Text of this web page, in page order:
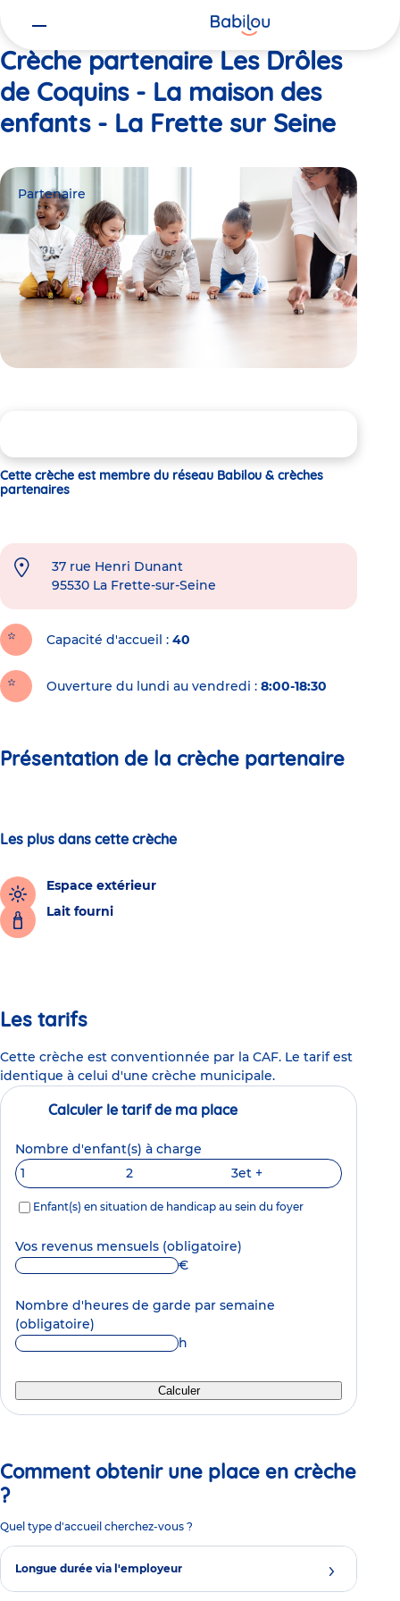
Crèche partenaire Les Drôles
de Coquins - La maison des
enfants - La Frette sur Seine
Partenaire
Cette crèche est membre du réseau Babilou & crèches
partenaires
37 rue Henri Dunant
95530 La Frette-sur-Seine
Capacité d'accueil 40
Ouverture du lundi au vendredi : 8:00-18:30
Présentation de la crèche partenaire
Les plus dans cette crèche
Espace extérieur
Lait fourni
Les tarifs
Cette crèche est conventionnée par la CAF. Le tarif est
identique à celui d'une crèche municipale.
Calculer le tarif de ma place
Nombre d'enfant(s) à charge
1
2 3et +
Enfant(s) en situation de handicap au sein du foyer
Vos revenus mensuels (obligatoire)
€
Nombre d'heures de garde par semaine
(obligatoire)
h
Calculer
Comment obtenir une place en crèche
?
Quel type d'accueil cherchez-vous ?
Longue durée via l'employeur